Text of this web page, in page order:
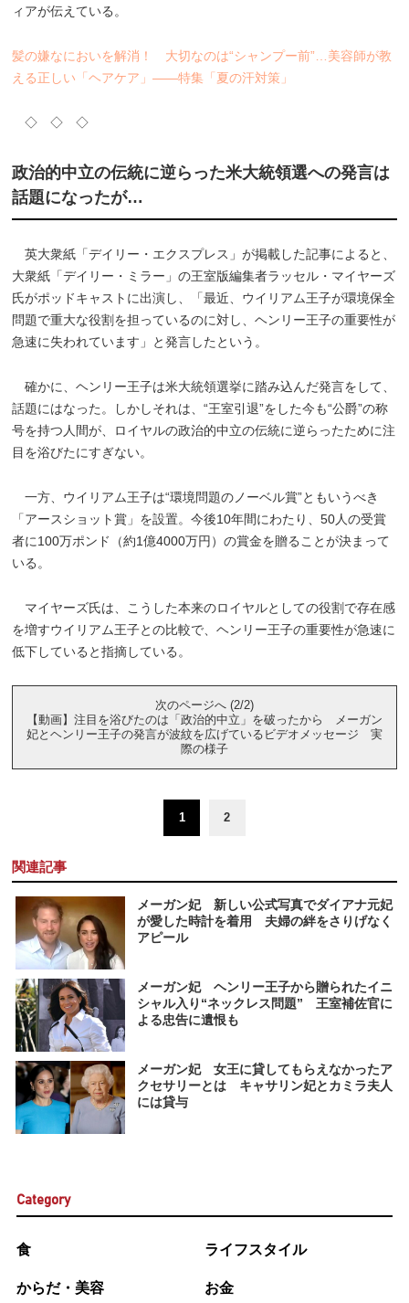
ィアが伝えている。
髪の嫌なにおいを解消！ 大切なのは“シャンプー前”…美容師が教
える正しい「ヘアケア」――特集「夏の汗対策」
◇ ◇ ◇
政治的中立の伝統に逆らった米大統領選への発言は
話題になったが…
英大衆紙「デイリー・エクスプレス」が掲載した記事によると、
大衆紙「デイリー・ミラー」の王室版編集者ラッセル・マイヤーズ
氏がポッドキャストに出演し、「最近、ウイリアム王子が環境保全
問題で重大な役割を担っているのに対し、ヘンリー王子の重要性が
急速に失われています」と発言したという。
確かに、ヘンリー王子は米大統領選挙に踏み込んだ発言をして、
話題にはなった。しかしそれは、“王室引退”をした今も“公爵”の称
号を持つ人間が、ロイヤルの政治的中立の伝統に逆らったために注
目を浴びたにすぎない。
一方、ウイリアム王子は“環境問題のノーベル賞”ともいうべき
「アースショット賞」を設置。今後10年間にわたり、50人の受賞
者に100万ポンド（約1億4000万円）の賞金を贈ることが決まって
いる。
マイヤーズ氏は、こうした本来のロイヤルとしての役割で存在感
を増すウイリアム王子との比較で、ヘンリー王子の重要性が急速に
低下していると指摘している。
次のページへ (2/2)
【動画】注目を浴びたのは「政治的中立」を破ったから メーガン
妃とヘンリー王子の発言が波紋を広げているビデオメッセージ 実
際の様子
1 2
関連記事
メーガン妃 新しい公式写真でダイアナ元妃
が愛した時計を着用 夫婦の絆をさりげなく
アピール
メーガン妃 ヘンリー王子から贈られたイニ
シャル入り“ネックレス問題” 王室補佐官に
よる忠告に遺恨も
メーガン妃 女王に貸してもらえなかったア
クセサリーとは キャサリン妃とカミラ夫人
には貸与
Category
食 ライフスタイル
からだ・美容 お金